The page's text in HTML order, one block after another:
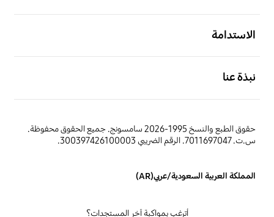
الاستدامة
نبذة عنا
حقوق الطبع والنسخ 1995-2026 سامسونج. جميع الحقوق محفوظة.
س.ت. 7011697047. الرقم الضريبي 300397426100003.
المملكة العربية السعودية/عربي(AR)
أترغب بمواكبة آخر المستجدات؟